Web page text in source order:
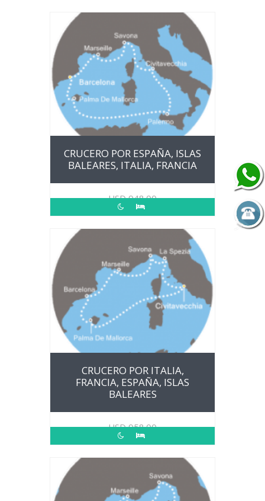
CRUCERO POR ESPAÑA, ISLAS
BALEARES, ITALIA, FRANCIA
USD948.00
CRUCERO POR ITALIA,
FRANCIA, ESPAÑA, ISLAS
BALEARES
USD958.00